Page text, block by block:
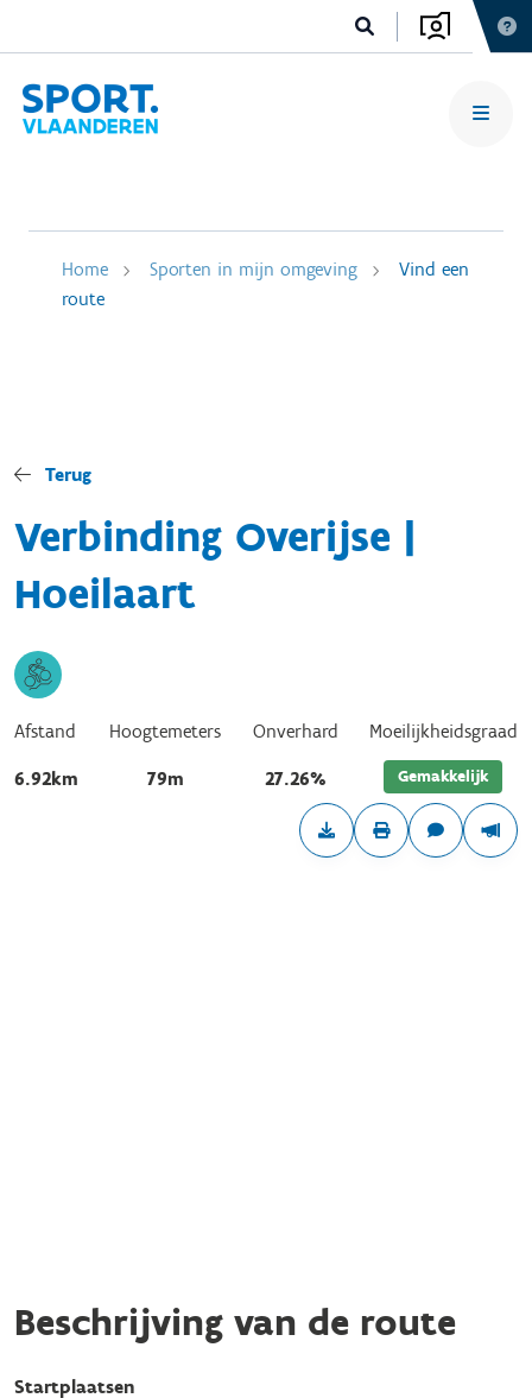
Home Sporten in mijn omgeving
Vind een
route
Terug
Verbinding Overijse |
Hoeilaart
Afstand
6.92km
Hoogtemeters
79m
Onverhard
27.26%
Moeilijkheidsgraad
Gemakkelijk
Beschrijving van de route
Startplaatsen